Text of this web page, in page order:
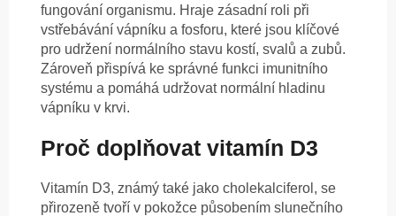
fungování organismu. Hraje zásadní roli při
vstřebávání vápníku a fosforu, které jsou klíčové
pro udržení normálního stavu kostí, svalů a zubů.
Zároveň přispívá ke správné funkci imunitního
systému a pomáhá udržovat normální hladinu
vápníku v krvi.
Proč doplňovat vitamín D3
Vitamín D3, známý také jako cholekalciferol, se
přirozeně tvoří v pokožce působením slunečního